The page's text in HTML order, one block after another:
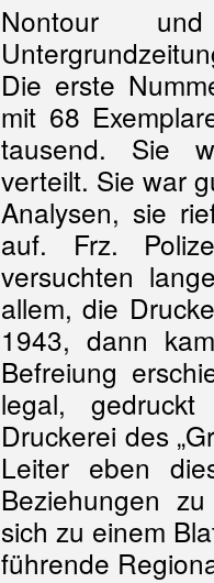
Nontour
Die erste
mit 68
tausend. Sie
verteilt. Sie war
Analysen, sie
auf. Frz.
versuchten
allem, die
1943, dann
Befreiung
legal,
Druckerei des
Leiter eben
Beziehungen
sich zu einem
führende